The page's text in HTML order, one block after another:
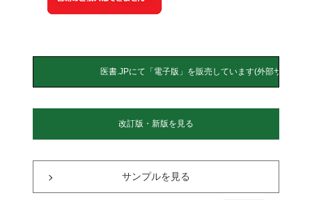
改訂版・新版を見る
サンプルを見る